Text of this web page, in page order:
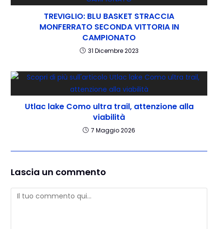
TREVIGLIO: BLU BASKET STRACCIA
MONFERRATO SECONDA VITTORIA IN
CAMPIONATO
31 Dicembre 2023
Utlac lake Como ultra trail, attenzione alla
viabilità
7 Maggio 2026
Lascia un commento